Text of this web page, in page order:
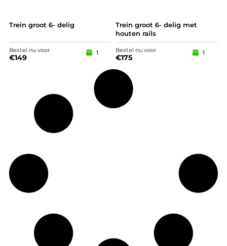
Trein groot 6- delig
Bestel nu voor
€149
1
Trein groot 6- delig met
houten rails
Bestel nu voor
€175
1